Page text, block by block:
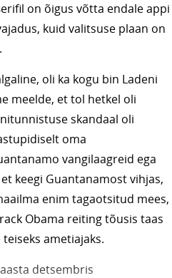
on õigus võtta endale appi
kuid valitsuse plaan on
oli ka kogu bin Ladeni
meelde, et tol hetkel oli
skandaal oli
oma
vangilaagreid ega
keegi Guantanamost vihjas,
enim tagaotsitud mees,
Obama reiting tõusis taas
ametiajaks.
detsembris